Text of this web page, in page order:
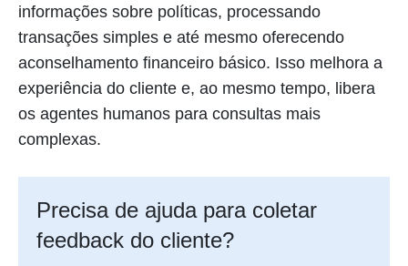
informações sobre políticas, processando
transações simples e até mesmo oferecendo
aconselhamento financeiro básico. Isso melhora a
experiência do cliente e, ao mesmo tempo, libera
os agentes humanos para consultas mais
complexas.
Precisa de ajuda para coletar
feedback do cliente?